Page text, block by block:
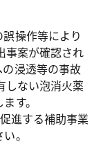
操作等により
事案が確認され
浸透等の事故
しない泡消火薬
す。
進する補助事業
。